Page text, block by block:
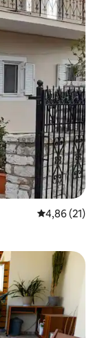
Classificação
4,86 (21)